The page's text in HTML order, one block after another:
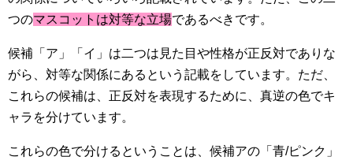
つのマスコットは対等な立場であるべきです。
候補「ア」「イ」は二つは見た目や性格が正反対でありな
がら、対等な関係にあるという記載をしています。ただ、
これらの候補は、正反対を表現するために、真逆の色でキ
ャラを分けています。
これらの色で分けるということは、候補アの「青/ピンク」